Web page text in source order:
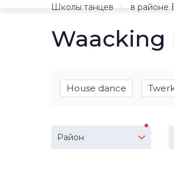
Школы танцев
в районе
Waacking
House dance
Район